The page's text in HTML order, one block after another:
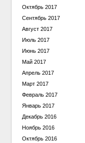
Октябрь 2017
Сентябрь 2017
Август 2017
Июль 2017
Июнь 2017
Май 2017
Апрель 2017
Март 2017
Февраль 2017
Январь 2017
Декабрь 2016
Ноябрь 2016
Октябрь 2016